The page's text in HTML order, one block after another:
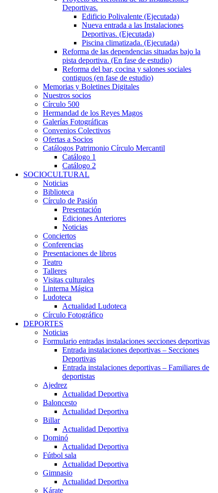
Deportivas.
Edificio Polivalente (Ejecutada)
Nueva entrada a las Instalaciones
Deportivas. (Ejecutada)
Piscina climatizada. (Ejecutada)
Reforma de las dependencias situadas bajo la
pista deportiva. (En fase de estudio)
Reforma del bar, cocina y salones sociales
contiguos (en fase de estudio)
Memorias y Boletines Digitales
Nuestros socios
Círculo 500
Hermandad de los Reyes Magos
Galerías Fotográficas
Convenios Colectivos
Ofertas a Socios
Catálogos Patrimonio Círculo Mercantil
Catálogo 1
Catálogo 2
SOCIOCULTURAL
Noticias
Biblioteca
Círculo de Pasión
Presentación
Ediciones Anteriores
Noticias
Conciertos
Conferencias
Presentaciones de libros
Teatro
Talleres
Visitas culturales
Linterna Mágica
Ludoteca
Actualidad Ludoteca
Círculo Fotográfico
DEPORTES
Noticias
Formulario entradas instalaciones secciones deportivas
Entrada instalaciones deportivas – Secciones
Deportivas
Entrada instalaciones deportivas – Familiares de
deportistas
Ajedrez
Actualidad Deportiva
Baloncesto
Actualidad Deportiva
Billar
Actualidad Deportiva
Dominó
Actualidad Deportiva
Fútbol sala
Actualidad Deportiva
Gimnasio
Actualidad Deportiva
Kárate